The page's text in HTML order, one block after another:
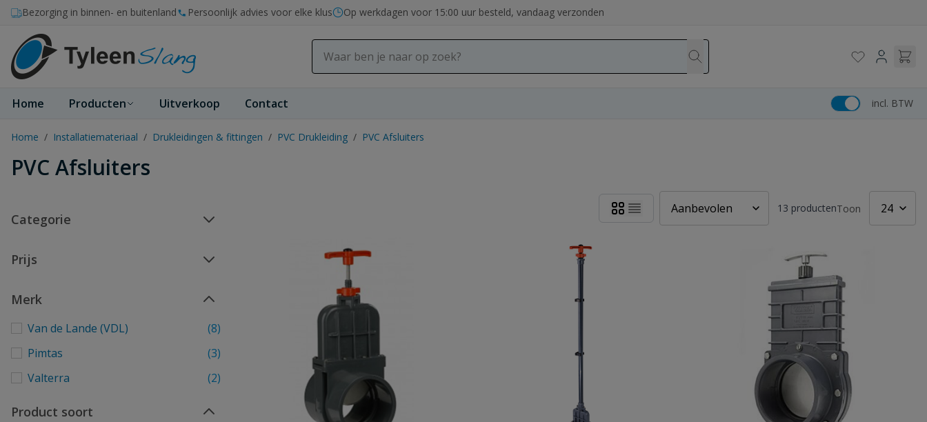
Ga naar de inhoud
Bezorging in binnen- en buitenland Persoonlijk advies voor elke klus Op werkdagen voor 15:00 uur besteld, vandaag verzonden
Home Producten Uitverkoop Contact incl. BTW
Home / Installatiemateriaal / Drukleidingen & fittingen / PVC Drukleiding / PVC Afsluiters
PVC Afsluiters
Categorie
Prijs
Merk
Van de Lande (VDL)
(8)
Pimtas
(3)
Valterra
(2)
Product soort
13 productenToon